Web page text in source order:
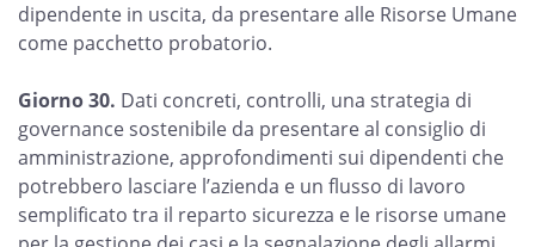
dipendente in uscita, da presentare alle Risorse Umane
come pacchetto probatorio.
Giorno 30. Dati concreti, controlli, una strategia di
governance sostenibile da presentare al consiglio di
amministrazione, approfondimenti sui dipendenti che
potrebbero lasciare l’azienda e un flusso di lavoro
semplificato tra il reparto sicurezza e le risorse umane